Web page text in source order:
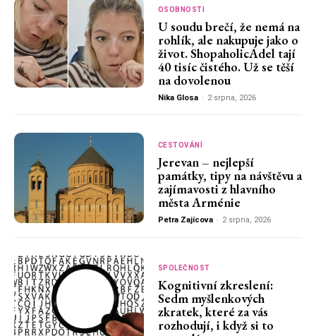
OSOBNOSTI
U soudu brečí, že nemá na
rohlík, ale nakupuje jako o
život. ShopaholicAdel tají
40 tisíc čistého. Už se těší
na dovolenou
Nika Glosa - 2 srpna, 2026
CESTOVÁNÍ
Jerevan – nejlepší
památky, tipy na návštěvu a
zajímavosti z hlavního
města Arménie
Petra Zajícova - 2 srpna, 2026
SPOLEČNOST
Kognitivní zkreslení:
Sedm myšlenkových
zkratek, které za vás
rozhodují, i když si to